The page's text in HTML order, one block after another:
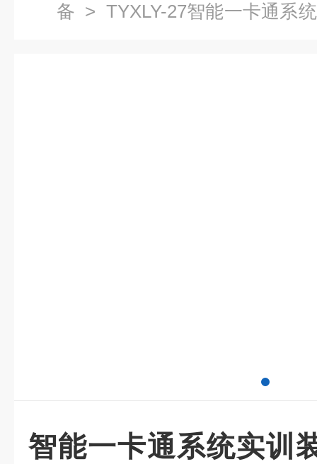
备 > TYXLY-27智能一卡通系
智能一卡通系统实训